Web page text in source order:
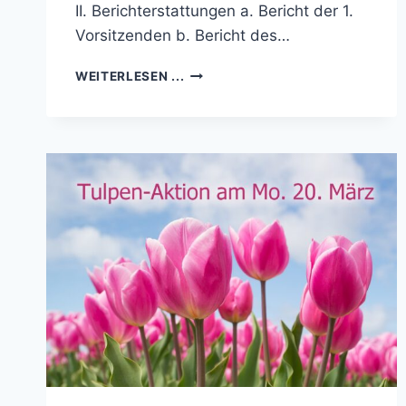
II. Berichterstattungen a. Bericht der 1.
Vorsitzenden b. Bericht des…
WEITERLESEN ... JAHRESHAUPTVERSAMMLUNG